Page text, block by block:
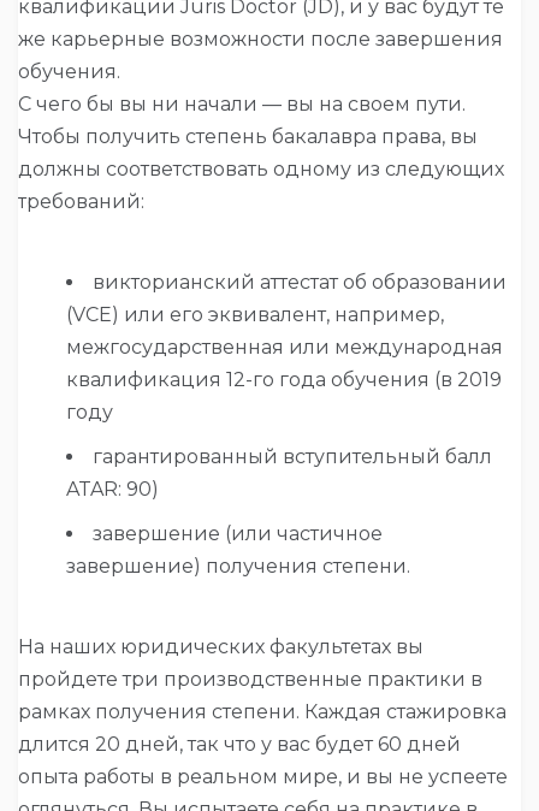
квалификации Juris Doctor (JD), и у вас будут те
же карьерные возможности после завершения
обучения.
С чего бы вы ни начали — вы на своем пути.
Чтобы получить степень бакалавра права, вы
должны соответствовать одному из следующих
требований:
викторианский аттестат об образовании
(VCE) или его эквивалент, например,
межгосударственная или международная
квалификация 12-го года обучения (в 2019
году
гарантированный вступительный балл
ATAR: 90)
завершение (или частичное
завершение) получения степени.
На наших юридических факультетах вы
пройдете три производственные практики в
рамках получения степени. Каждая стажировка
длится 20 дней, так что у вас будет 60 дней
опыта работы в реальном мире, и вы не успеете